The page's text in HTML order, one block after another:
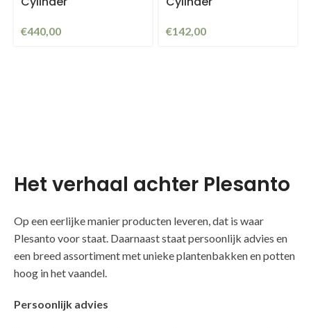
€440,00 €142,00
Het verhaal achter Plesanto
Op een eerlijke manier producten leveren, dat is waar
Plesanto voor staat. Daarnaast staat persoonlijk advies en
een breed assortiment met unieke plantenbakken en potten
hoog in het vaandel.
Persoonlijk advies